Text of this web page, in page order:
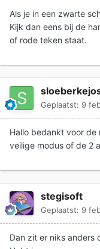
Als je in een zwarte
Kijk dan eens bij de
of rode teken staat.
Geplaatst: 9
Hallo bedankt voor de
veilige modus of de 2
stegisoft
Geplaatst: 9
Dan zit er niks anders